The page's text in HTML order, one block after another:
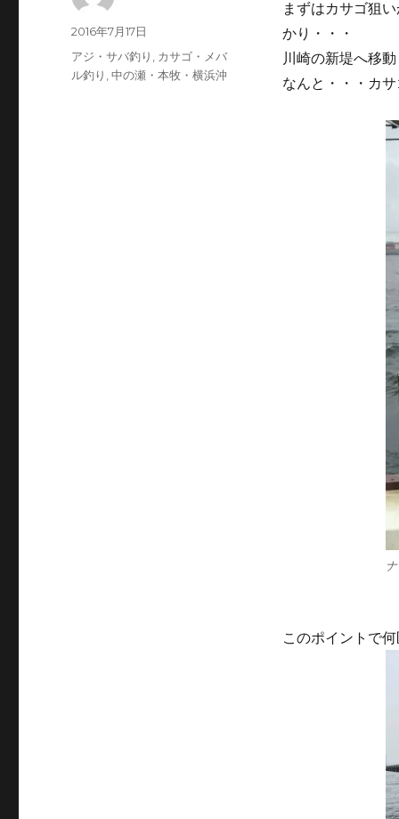
まずはカサゴ狙
かり・・・
川崎の新堤へ移
なんと・・・カ
このポイントで
投
投
日:
2016年7月17日
カ
テ
アジ・サバ釣り
カサゴ・メバ
ル釣り ,中の瀬・本牧・横浜沖